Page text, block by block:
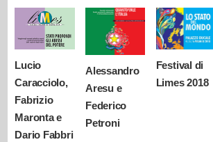
Lucio
Caracciolo,
Fabrizio
Maronta e
Dario Fabbri
Alessandro
Aresu e
Federico
Petroni
Festival di
Limes 2018